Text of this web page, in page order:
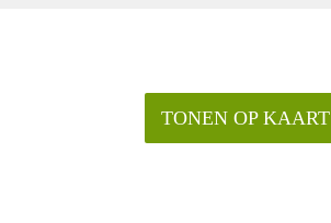
TONEN OP KAART